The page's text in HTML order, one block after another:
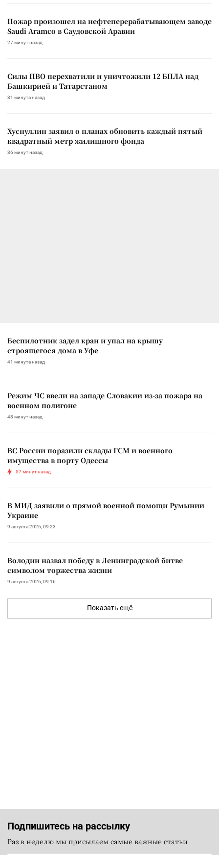
Пожар произошел на нефтеперерабатывающем заводе
Saudi Aramco в Саудовской Аравии
27 минут назад
Силы ПВО перехватили и уничтожили 12 БПЛА над
Башкирией и Татарстаном
31 минута назад
Хуснуллин заявил о планах обновить каждый пятый
квадратный метр жилищного фонда
36 минут назад
Беспилотник задел кран и упал на крышу
строящегося дома в Уфе
41 минута назад
Режим ЧС ввели на западе Словакии из-за пожара на
военном полигоне
48 минут назад
ВС России поразили склады ГСМ и военного
имущества в порту Одессы
57 минут назад
В МИД заявили о прямой военной помощи Румынии
Украине
9 августа 2026, 09:23
Володин назвал победу в Ленинградской битве
символом торжества жизни
9 августа 2026, 09:16
Показать ещё
Подпишитесь на рассылку
Раз в неделю мы присылаем самые важные статьи